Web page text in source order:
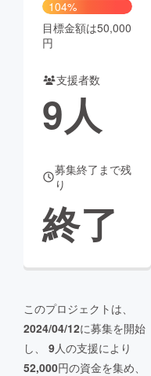
チャレンジ
CAMPFIRE Creation
コミュニティ
104%
目標金額は50,000
円
支援者数
9人
募集終了まで残
り
終了
このプロジェクトは、
2024/04/12に募集を開始
し、 9人の支援により
52,000円の資金を集め、